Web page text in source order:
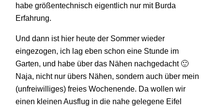
habe größentechnisch eigentlich nur mit Burda
Erfahrung.
Und dann ist hier heute der Sommer wieder
eingezogen, ich lag eben schon eine Stunde im
Garten, und habe über das Nähen nachgedacht 🙂
Naja, nicht nur übers Nähen, sondern auch über mein
(unfreiwilliges) freies Wochenende. Da wollen wir
einen kleinen Ausflug in die nahe gelegene Eifel